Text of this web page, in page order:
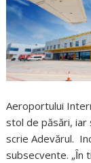
Aeroportului
stol de păsări, iar
scrie Adevărul.
subsecvente. „Ȋn